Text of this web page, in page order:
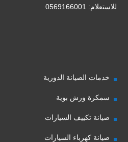
للاستعلام: 0569166001
خدمات الصيانة الدورية
سمكرة ورش بوية
صيانة تكييف السيارات
صيانة كهرباء السيارات